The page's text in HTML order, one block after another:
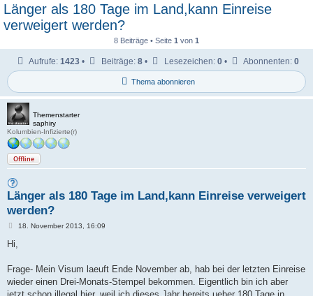
Länger als 180 Tage im Land,kann Einreise
verweigert werden?
8 Beiträge • Seite 1 von 1
Thema abonnieren
Aufrufe: 1423• Beiträge: 8• Lesezeichen: 0• Abonnenten: 0
Themenstarter
saphiry
Kolumbien-Infizierte(r)
Offline
Länger als 180 Tage im Land,kann Einreise verweigert
werden?
B
t
a
18. November 2013, 16:09
Hi,
Frage- Mein Visum laeuft Ende November ab, hab bei der letzten Einreise
wieder einen Drei-Monats-Stempel bekommen. Eigentlich bin ich aber